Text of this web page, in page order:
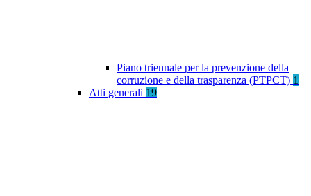
Piano triennale per la prevenzione della
corruzione e della trasparenza (PTPCT) 1
Atti generali 19